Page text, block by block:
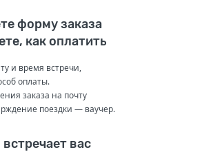
форму заказа
как оплатить
и время встречи,
оплаты.
заказа на почту
поездки — ваучер.
вас